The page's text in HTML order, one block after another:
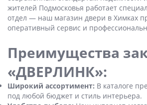
жителей Подмосковья работает
отдел — наш магазин двери в Химках
оперативный сервис и
Преимущества
«ДВЕРЛИНК»:
Широкий ассортимент: В каталоге
под любой бюджет и стиль интерьера.